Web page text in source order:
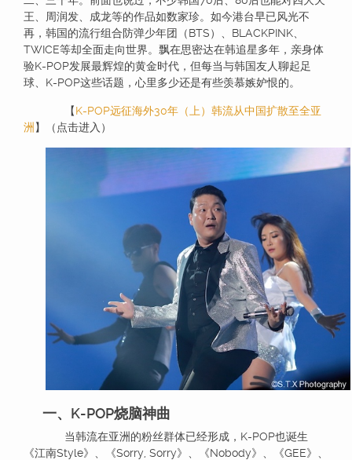
王、周润发、成龙等的作品如数家珍。如今港台早已风光不
再，韩国的流行组合防弹少年团（BTS）、BLACKPINK、
TWICE等却全面走向世界。飘在思密达在韩追星多年，亲身体
验K-POP发展最辉煌的黄金时代，但每当与韩国友人聊起足
球、K-POP这些话题，心里多少还是有些羡慕嫉妒恨的。
【K-POP远征海外30年（上）韩流从中国扩散至全亚
洲 】（点击进入）
一、K-POP烧脑神曲
当韩流在亚洲的粉丝群体已经形成，K-POP也诞生
《江南Style》、《Sorry, Sorry》、《Nobody》、《GEE》、